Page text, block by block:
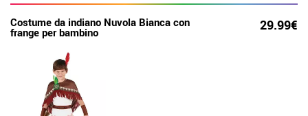
Costume da indiano Nuvola Bianca con
frange per bambino 29.99€